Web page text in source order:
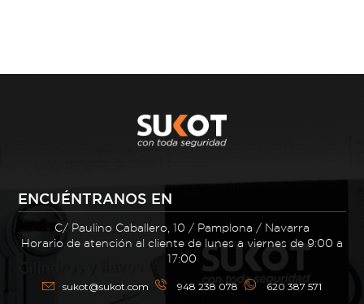
ENCUÉNTRANOS EN
C/ Paulino Caballero, 10 / Pamplona / Navarra
Horario de atención al cliente de lunes a viernes de 9:00 a
17:00
sukot@sukot.com 948 238 078 620 387 571